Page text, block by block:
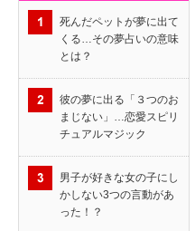
死んだペットが夢に出て
くる…その夢占いの意味
とは？
彼の夢に出る「３つのお
まじない」…恋愛スピリ
チュアルマジック
男子が好きな女の子にし
かしない3つの言動があ
った！？